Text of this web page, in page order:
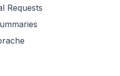
Requests